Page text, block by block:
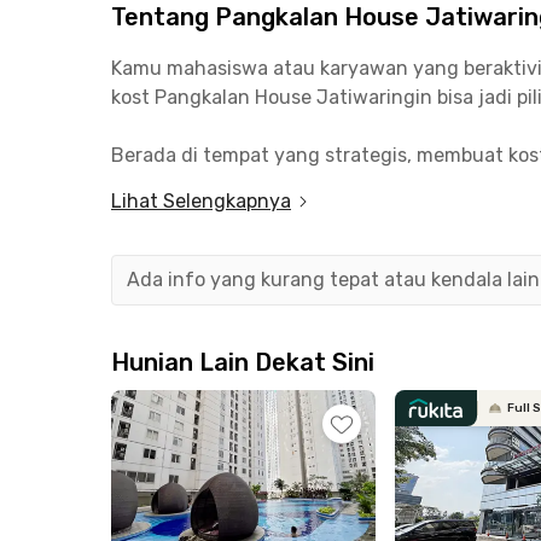
Tentang Pangkalan House
Kamu mahasiswa atau karyawan yang
kost Pangkalan House Jatiwaringin bisa jadi
Berada di tempat yang strategis, membuat
juga bisa kamu tempuh hanya dengan 10
untuk mahasiswa yang ingin tinggal di kost
Kurang lengkap rasanya tinggal di Jakarta
mengerjakan tugas bersama dengan teman.
saat weekend.
Sama seperti unit Rukita lainnya, setiap
Lihat Selengkapnya
Ada info yang kurang tepat atau kendala
Hunian Lain Dekat Sini
Full